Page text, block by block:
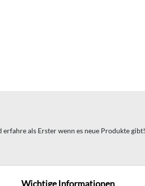
als Erster wenn es neue Produkte gibt!
Wichtige Informationen